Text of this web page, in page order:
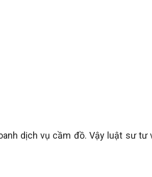
dịch vụ cầm đồ. Vậy luật sư tư